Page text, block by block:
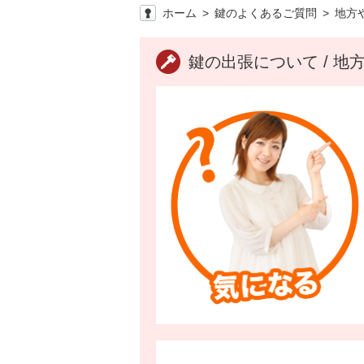
ホーム 鍵のよくあるご質問 地方
鍵の出張について / 地